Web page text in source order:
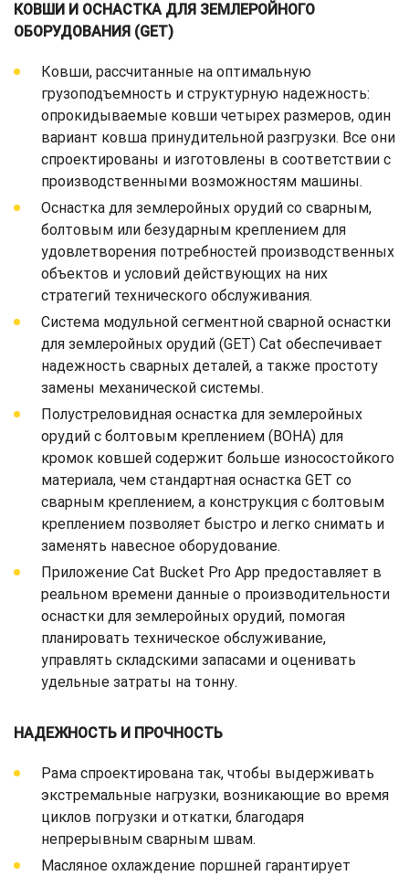
КОВШИ И ОСНАСТКА ДЛЯ ЗЕМЛЕРОЙНОГО
ОБОРУДОВАНИЯ (GET)
Ковши, рассчитанные на оптимальную
грузоподъемность и структурную надежность:
опрокидываемые ковши четырех размеров, один
вариант ковша принудительной разгрузки. Все они
спроектированы и изготовлены в соответствии с
производственными возможностям машины.
Оснастка для землеройных орудий со сварным,
болтовым или безударным креплением для
удовлетворения потребностей производственных
объектов и условий действующих на них
стратегий технического обслуживания.
Система модульной сегментной сварной оснастки
для землеройных орудий (GET) Cat обеспечивает
надежность сварных деталей, а также простоту
замены механической системы.
Полустреловидная оснастка для землеройных
орудий с болтовым креплением (BOHA) для
кромок ковшей содержит больше износостойкого
материала, чем стандартная оснастка GET со
сварным креплением, а конструкция с болтовым
креплением позволяет быстро и легко снимать и
заменять навесное оборудование.
Приложение Cat Bucket Pro App предоставляет в
реальном времени данные о производительности
оснастки для землеройных орудий, помогая
планировать техническое обслуживание,
управлять складскими запасами и оценивать
удельные затраты на тонну.
НАДЕЖНОСТЬ И ПРОЧНОСТЬ
Рама спроектирована так, чтобы выдерживать
экстремальные нагрузки, возникающие во время
циклов погрузки и откатки, благодаря
непрерывным сварным швам.
Масляное охлаждение поршней гарантирует